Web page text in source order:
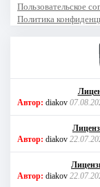
Пользовательское
Политика
Автор: diakov
Автор: diakov
Автор: diakov